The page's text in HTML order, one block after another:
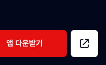
앱 다운받기